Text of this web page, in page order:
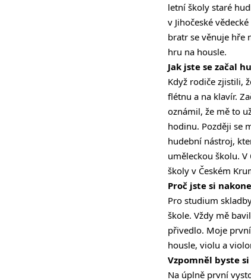
letní školy staré
v Jihočeské
bratr se věnuje hře
hru na housle.
Jak jste se začal
Když rodiče zjistili,
flétnu a na klavír.
oznámil, že mě to
hodinu. Později se
hudební nástroj,
uměleckou školu.
školy v Českém
Proč jste si
Pro studium
škole. Vždy mě
přivedlo. Moje
housle, violu a
Vzpomněl byste
Na úplně první